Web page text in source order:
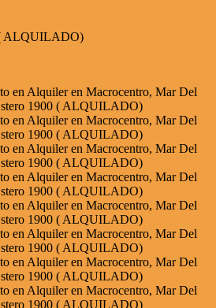
( ALQUILADO)